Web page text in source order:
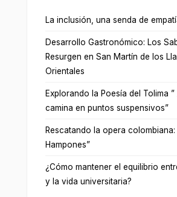
La inclusión, una senda de
Desarrollo Gastronómico: Los
Resurgen en San Martín de los
Orientales
Explorando la Poesía del Tolima
camina en puntos suspensivos”
Rescatando la opera colombiana:
Hampones”
¿Cómo mantener el equilibrio
y la vida universitaria?